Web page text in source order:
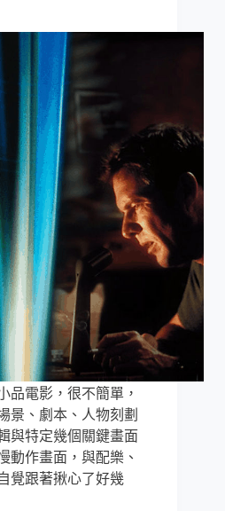
品電影，很不簡單，
景、劇本、人物刻劃
與特定幾個關鍵畫面
動作畫面，與配樂、
覺跟著揪心了好幾